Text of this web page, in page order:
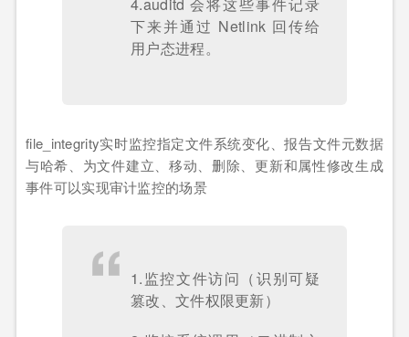
4.auditd 会将这些事件记录
下来并通过 Netlink 回传给
用户态进程。
file_integrity实时监控指定文件系统变化、报告文件元数据
与哈希、为文件建立、移动、删除、更新和属性修改生成
事件可以实现审计监控的场景
1.监控文件访问（识别可疑
篡改、文件权限更新）